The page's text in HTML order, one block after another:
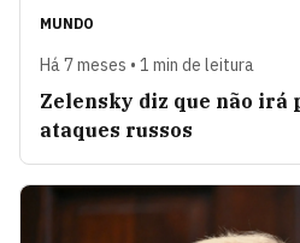
MUNDO
Há 7 meses • 1 min de leitura
Zelensky diz que não irá
ataques russos